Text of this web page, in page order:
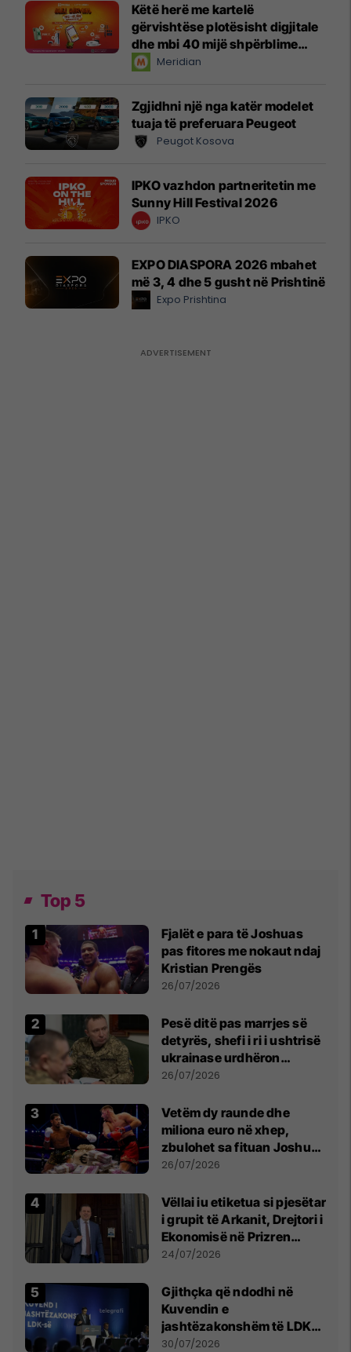
Këtë herë me kartelë
gërvishtëse plotësisht digjitale
dhe mbi 40 mijë shpërblime
instant!Meridian
Zgjidhni një nga katër modelet
tuaja të preferuara Peugeot
Peugot Kosova
IPKO vazhdon partneritetin me
Sunny Hill Festival 2026
IPKO
EXPO DIASPORA 2026 mbahet
më 3, 4 dhe 5 gusht në Prishtinë
Expo Prishtina
Top 5
Fjalët e para të Joshuas
pas fitores me nokaut ndaj
Kristian Prengës
26/07/2026
Pesë ditë pas marrjes së
detyrës, shefi i ri i ushtrisë
ukrainase urdhëron
kontroll të madh
26/07/2026
Vetëm dy raunde dhe
miliona euro në xhep,
zbulohet sa fituan Joshua
e Prenga
26/07/2026
Vëllai iu etiketua si pjesëtar
i grupit të Arkanit, Drejtori i
Ekonomisë në Prizren
mohon pretendimet
24/07/2026
Gjithçka që ndodhi në
Kuvendin e
jashtëzakonshëm të LDK-
së
30/07/2026